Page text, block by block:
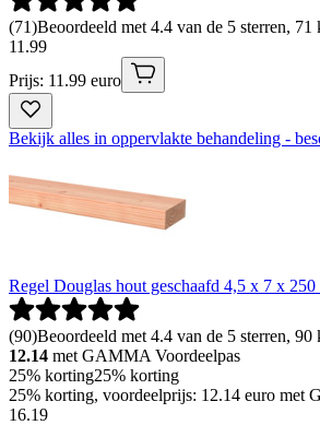
(71)Beoordeeld met 4.4 van de 5 sterren, 71
11 .99
Prijs: 11.99 euro
Bekijk alles in oppervlakte behandeling -
Regel Douglas hout geschaafd 4,5 x 7 x 250
(90)Beoordeeld met 4.4 van de 5 sterren, 90
12.14 met GAMMA Voordeelpas
25% korting25% korting
25% korting, voordeelprijs: 12.14 euro met
16.19